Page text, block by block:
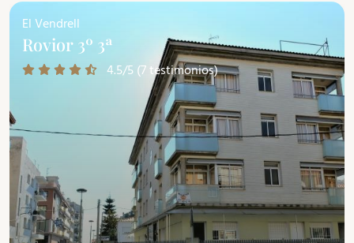
El Vendrell
Rovior 3º 3ª
4.5/5 (7 testimonios)